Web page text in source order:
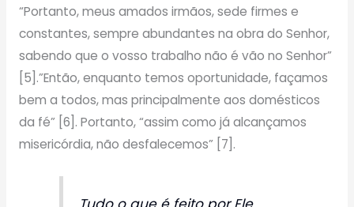
“Portanto, meus amados irmãos, sede firmes e
constantes, sempre abundantes na obra do Senhor,
sabendo que o vosso trabalho não é vão no Senhor”
[5].”Então, enquanto temos oportunidade, façamos
bem a todos, mas principalmente aos domésticos
da fé” [6]. Portanto, “assim como já alcançamos
misericórdia, não desfalecemos” [7].